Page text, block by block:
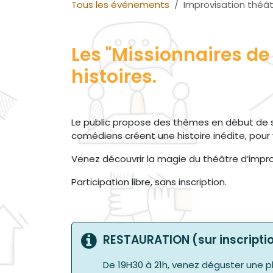
Tous les événements Improvisation
Les "Missionnaires
histoires.
Le public propose des thèmes en début
comédiens créent une histoire inédite, pour
Venez découvrir la magie du théâtre
Participation libre, sans inscription.
RESTAURATION (sur
De 19H30 à 21h, venez déguster